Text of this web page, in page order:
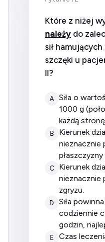
Które z niżej
należy do
sił
szczęki u
II?
A
siła o wartości całkowitej 500 -
1000 g
każdą
B
kierunek działania siły
nieznacznie
płaszczyzny
C
kierunek działania siły
nieznacznie
zgryzu.
D
siła powinna być stosowana
codziennie
godzin,
E
czas leczenia wynosi 12-18